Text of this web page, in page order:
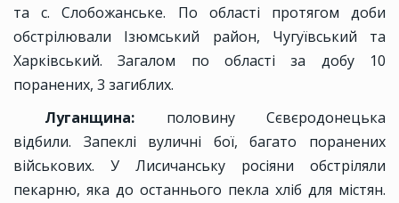
та с. Слобожанське. По області протягом доби
обстрілювали Ізюмський район, Чугуївський та
Харківський. Загалом по області за добу 10
поранених, 3 загиблих.
Луганщина: половину Сєвєродонецька
відбили. Запеклі вуличні бої, багато поранених
військових. У Лисичанську росіяни обстріляли
пекарню, яка до останнього пекла хліб для містян.